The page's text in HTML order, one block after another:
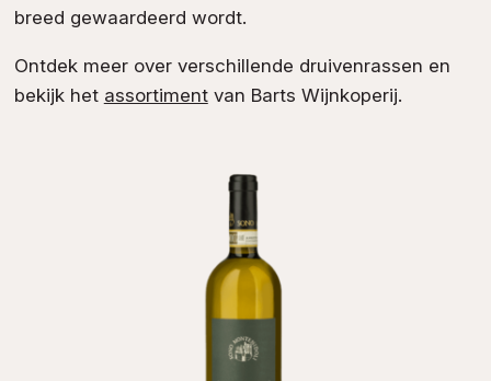
breed gewaardeerd wordt.
Ontdek meer over verschillende druivenrassen en
bekijk het assortimentvan Barts Wijnkoperij.